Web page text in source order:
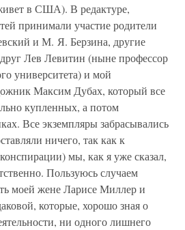
в США). В редактуре,
принимали участие родители
и М. Я. Берзина, другие
Лев Левитин (ныне профессор
университета) и мой
Максим Дубах, который все
купленных, а потом
Все экземпляры забрасывались
ничего, так как к
мы, как я уже сказал,
Пользуюсь случаем
моей жене Ларисе Миллер и
которые, хорошо зная о
ни одного лишнего